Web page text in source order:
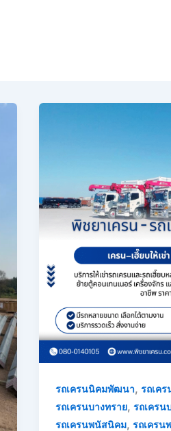
รถเครนนิคมพัฒนา,รถเคร
รถเครนบางทราย,รถเครน
รถเครนพนัสนิคม,รถเครน